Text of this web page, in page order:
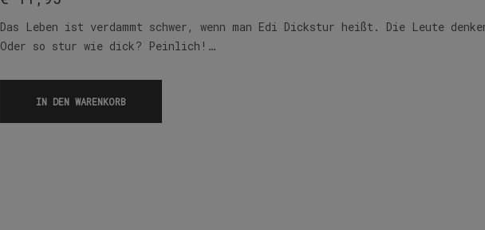
Das Leben ist verdammt schwer, wenn man Edi Dickstur heißt. Die Leute
Oder so stur wie dick? Peinlich!…
IN DEN WARENKORB